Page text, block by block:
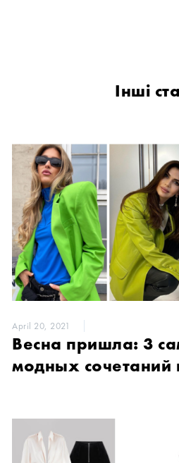
Інші
April 20, 2021
Весна пришла: 3
модных сочетаний